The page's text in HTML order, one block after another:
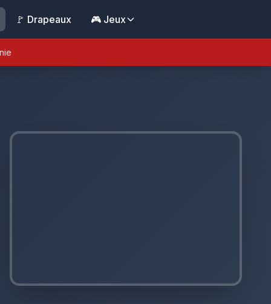
🚩 Drapeaux 🎮 Jeux